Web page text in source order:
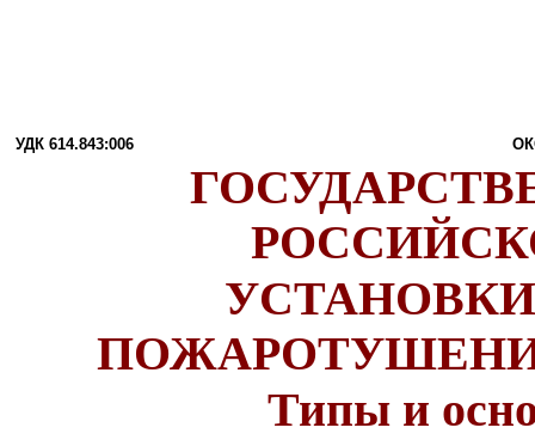
УДК 614.843:006
Типы и